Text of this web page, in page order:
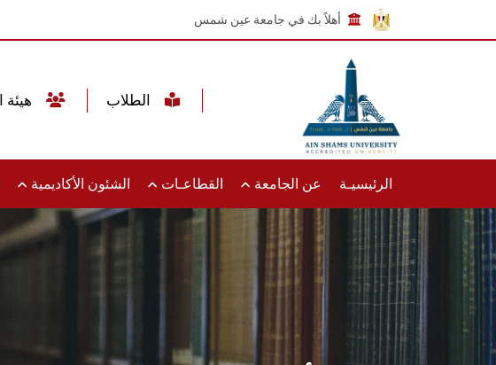
أهلاً بك في جامعة عين شمس
الرئيسيـة عن الجامعة القطاعـات الشئون الأكاديمية